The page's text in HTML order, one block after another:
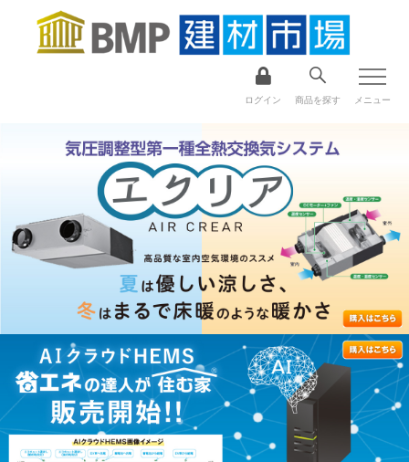
ログイン 商品を探す メニュー